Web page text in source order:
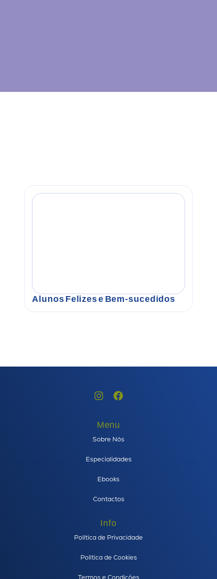
Alunos Felizes e Bem-sucedidos
Menu
Sobre Nós
Especialidades
Ebooks
Contactos
Info
Política de Privacidade
Política de Cookies
Termos e Condições